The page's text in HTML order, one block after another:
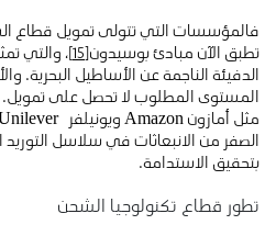
فالمؤسسات التي تتولى تمويل قطاع
تطبق الآن مبادئ بوسيدون[15]
، والتي
الدفيئة الناجمة عن الأساطيل البحرية.
المستوى المطلوب لا تحصل على تمويل.
الصفر من الانبعاثات في سلاسل
بتحقيق الاستدامة.
تطور قطاع تكنولوجيا الشحن